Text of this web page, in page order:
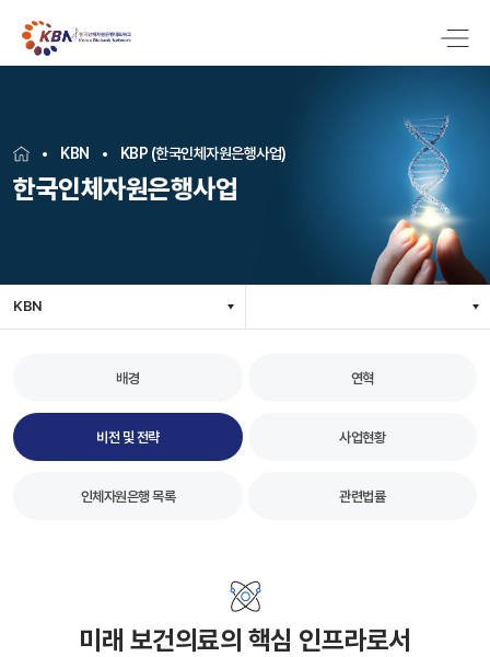
KBN KBP (한국인체자원은행사업)
한국인체자원은행사업
KBN
배경 연혁
비전 및 전략 사업현황
인체자원은행 목록 관련법률
미래 보건의료의 핵심 인프라로서